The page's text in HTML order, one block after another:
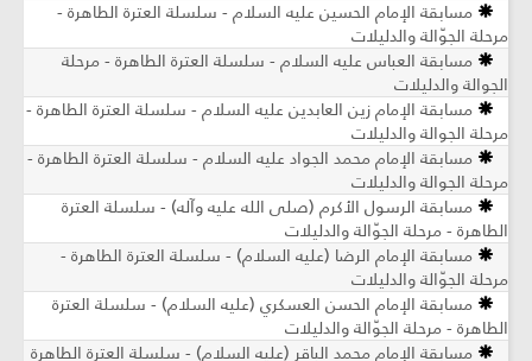
مسابقة الإمام الحسين عليه السلام - سلسلة العترة الطاهرة -
مرحلة الجوّالة والدليلات
مسابقة العباس عليه السلام - سلسلة العترة الطاهرة - مرحلة
الجوالة والدليلات
مسابقة الإمام زين العابدين عليه السلام - سلسلة العترة الطاهرة -
مرحلة الجوالة والدليلات
مسابقة الإمام محمد الجواد عليه السلام - سلسلة العترة الطاهرة -
مرحلة الجوالة والدليلات
مسابقة الرسول الأكرم (صلى الله عليه وآله) - سلسلة العترة
الطاهرة - مرحلة الجوّالة والدليلات
مسابقة الإمام الرضا (عليه السلام) - سلسلة العترة الطاهرة -
مرحلة الجوّالة والدليلات
مسابقة الإمام الحسن العسكري (عليه السلام) - سلسلة العترة
الطاهرة - مرحلة الجوّالة والدليلات
مسابقة الإمام محمد الباقر (عليه السلام) - سلسلة العترة الطاهرة